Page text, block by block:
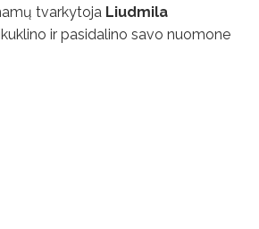
tvarkytoja Liudmila
ir pasidalino savo nuomone